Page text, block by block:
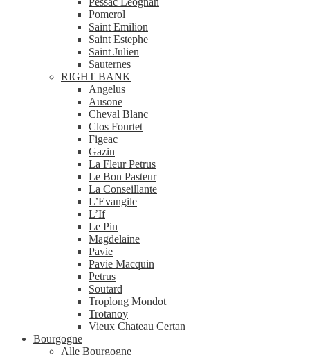
Pomerol
Saint Emilion
Saint Estephe
Saint Julien
Sauternes
RIGHT BANK
Angelus
Ausone
Cheval Blanc
Clos Fourtet
Figeac
Gazin
La Fleur Petrus
Le Bon Pasteur
La Conseillante
L’Evangile
L’If
Le Pin
Magdelaine
Pavie
Pavie Macquin
Petrus
Soutard
Troplong Mondot
Trotanoy
Vieux Chateau Certan
Bourgogne
Alle Bourgogne